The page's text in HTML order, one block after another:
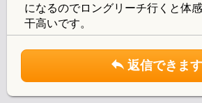
になるのでロングリーチ行くと体
干高いです。
返信できます